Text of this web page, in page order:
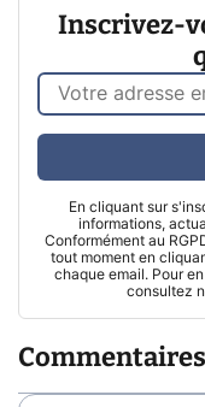
Inscrivez-
En cliquant sur
informations,
Conformément au
tout moment en
chaque email. Pour
consultez
Commentaires